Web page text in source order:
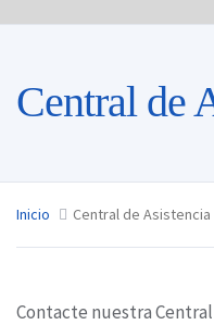
Central de
Inicio Central de Asistencia
Contacte nuestra